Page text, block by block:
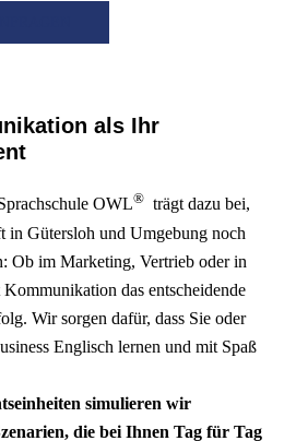
als Ihr
OWL® trägt dazu bei,
in Gütersloh und Umgebung noch
Ob im Marketing, Vertrieb oder in
das entscheidende
Wir sorgen dafür, dass Sie oder
Englisch lernen und mit Spaß
simulieren wir
die bei Ihnen Tag für Tag